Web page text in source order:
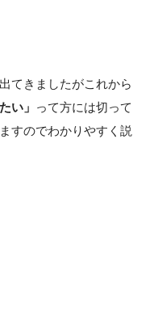
てきましたがこれから
い」 って方には切って
すのでわかりやすく説